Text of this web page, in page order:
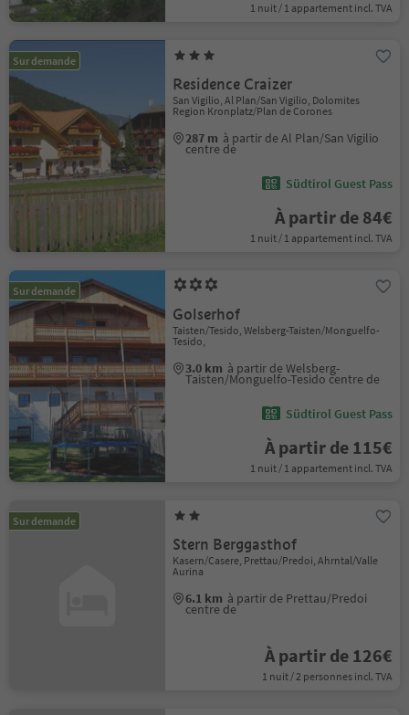
1 nuit / 1 appartement incl. TVA
Sur demande
Residence Craizer
San Vigilio, Al Plan/San Vigilio, Dolomites
Region Kronplatz/Plan de Corones
287 m à partir de Al Plan/San Vigilio
centre de
Südtirol Guest Pass
À partir de 84€
1 nuit / 1 appartement incl. TVA
Sur demande
Golserhof
Taisten/Tesido, Welsberg-Taisten/Monguelfo-
Tesido,
3.0 km à partir de Welsberg-
Taisten/Monguelfo-Tesido centre de
Südtirol Guest Pass
À partir de 115€
1 nuit / 1 appartement incl. TVA
Sur demande
Stern Berggasthof
Kasern/Casere, Prettau/Predoi, Ahrntal/Valle
Aurina
6.1 km à partir de Prettau/Predoi
centre de
À partir de 126€
1 nuit / 2 personnes incl. TVA